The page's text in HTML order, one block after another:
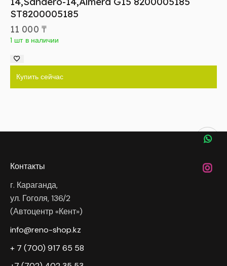
ST8200005185
11 000 ₸
1 шт в наличии
Купить сейчас
Контакты
г. Караганда,
ул. Гоголя, 136/2
(Автоцентр «Кент»)
info@reno-shop.kz
+ 7 (700) 917 65 58